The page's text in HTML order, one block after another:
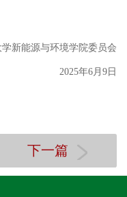
新能源与环境学院委员会
2025年6月9日
下一篇